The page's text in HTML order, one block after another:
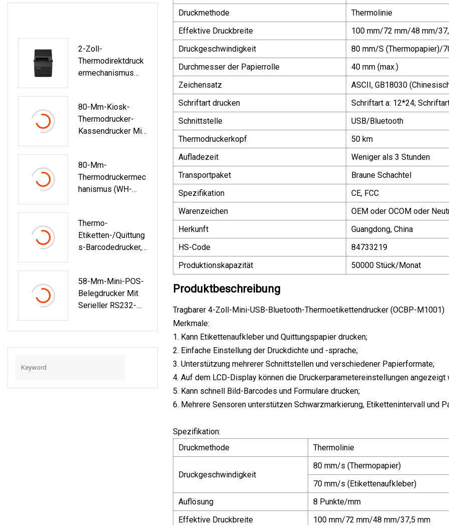
2-Zoll-
Thermodirektdruck
Ermechanismus
Terminals
80-Mm-Kiosk-
Thermodrucker-
Kassendrucker Mit
80-Mm-
Thermodruckermec
Hanismus (WH-
Thermo-
Etiketten-/Quittung
S-Barcodedrucker,
Thermodrucker
58-Mm-Mini-POS-
Belegdrucker Mit
Serieller RS232-
T2)
Druckmethode
Thermolinie
Effektive Druckbreite
100 mm/72 mm/48 mm/
Druckgeschwindigkeit
80 mm/S (Thermopapier)/
Durchmesser der Papierrolle
40 mm (max.)
Zeichensatz
ASCII, GB18030
Schriftart drucken
Schriftart a: 12*24;
Schnittstelle
USB/Bluetooth
Thermodruckerkopf
50 km
Aufladezeit
Weniger als 3 Stunden
Transportpaket
Braune Schachtel
Spezifikation
CE, FCC
Warenzeichen
OEM oder OCOM oder
Herkunft
Guangdong, China
HS-Code
84733219
Produktionskapazität
50000 Stück/Monat
Produktbeschreibung
Tragbarer 4-Zoll-Mini-USB-Bluetooth-Thermoetikettendrucker (OCBP-M1001)
Merkmale:
1. Kann Etikettenaufkleber und Quittungspapier drucken;
2. Einfache Einstellung der Druckdichte und -sprache;
3. Unterstützung mehrerer Schnittstellen und verschiedener Papierformate;
4. Auf dem LCD-Display können die Druckerparametereinstellungen angezeigt
5. Kann schnell Bild-Barcodes und Formulare drucken;
6. Mehrere Sensoren unterstützen Schwarzmarkierung, Etikettenintervall und
Spezifikation:
Druckmethode
Thermolinie
Druckgeschwindigkeit
80 mm/s (Thermopapier)
70 mm/s (Etikettenaufkleber)
Auflösung
8 Punkte/mm
Effektive Druckbreite
100 mm/72 mm/48 mm/37,5 mm